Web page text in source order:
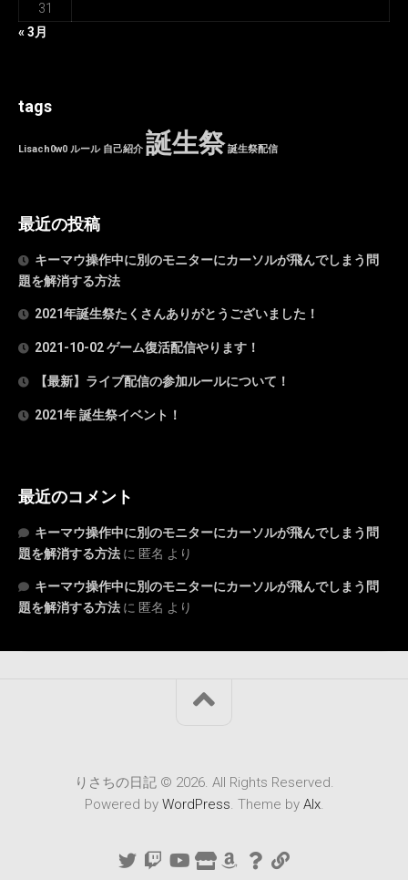
31
« 3月
tags
Lisach0w0 ルール 自己紹介 誕生祭 誕生祭配信
最近の投稿
キーマウ操作中に別のモニターにカーソルが飛んでしまう問
題を解消する方法
2021年誕生祭たくさんありがとうございました！
2021-10-02 ゲーム復活配信やります！
【最新】ライブ配信の参加ルールについて！
2021年 誕生祭イベント！
最近のコメント
キーマウ操作中に別のモニターにカーソルが飛んでしまう問
題を解消する方法 に 匿名 より
キーマウ操作中に別のモニターにカーソルが飛んでしまう問
題を解消する方法 に 匿名 より
りさちの日記 © 2026. All Rights Reserved.
Powered by WordPress. Theme by Alx.